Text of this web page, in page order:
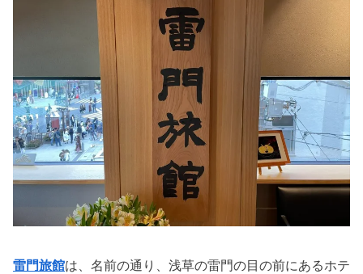
雷門旅館は、名前の通り、浅草の雷門の目の前にあるホテ